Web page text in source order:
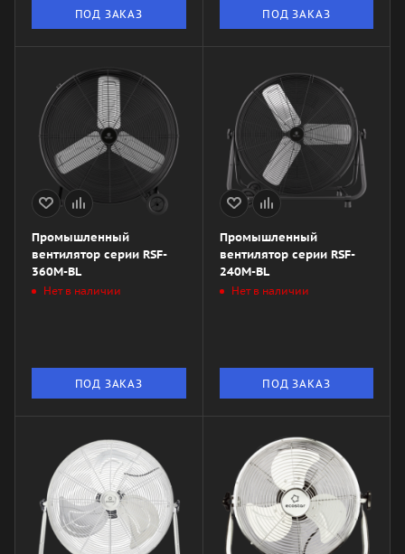
ПОД ЗАКАЗ ПОД ЗАКАЗ
Промышленный
вентилятор серии RSF-
360M-BL
Нет в наличии
ПОД ЗАКАЗ
Промышленный
вентилятор серии RSF-
240M-BL
Нет в наличии
ПОД ЗАКАЗ